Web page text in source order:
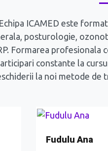
Echipa ICAMED este
posturologie,
Formarea profesionala
constante la
la noi metode de
Fudulu Ana